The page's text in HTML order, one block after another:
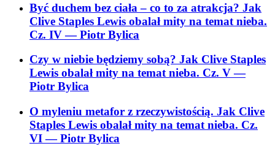
Być duchem bez ciała – co to za atrakcja? Jak
Clive Staples Lewis obalał mity na temat nieba.
Cz. IV— Piotr Bylica
Czy w niebie będziemy sobą? Jak Clive Staples
Lewis obalał mity na temat nieba. Cz. V—
Piotr Bylica
O myleniu metafor z rzeczywistością. Jak Clive
Staples Lewis obalał mity na temat nieba. Cz.
VI— Piotr Bylica